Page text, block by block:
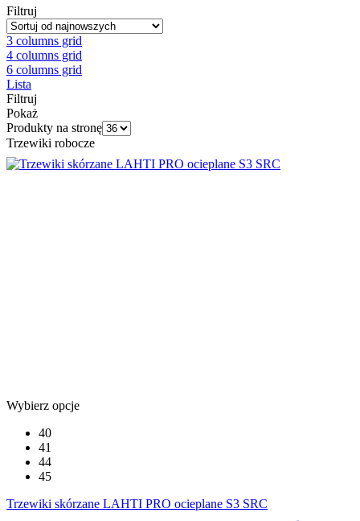
Filtruj
3 columns grid
4 columns grid
6 columns grid
Lista
Filtruj
Pokaż
Produkty na stronę
Trzewiki robocze
Wybierz opcje
40
41
44
45
Trzewiki skórzane LAHTI PRO ocieplane S3 SRC